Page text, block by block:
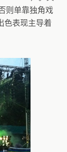
则单靠独角戏
色表现主导着